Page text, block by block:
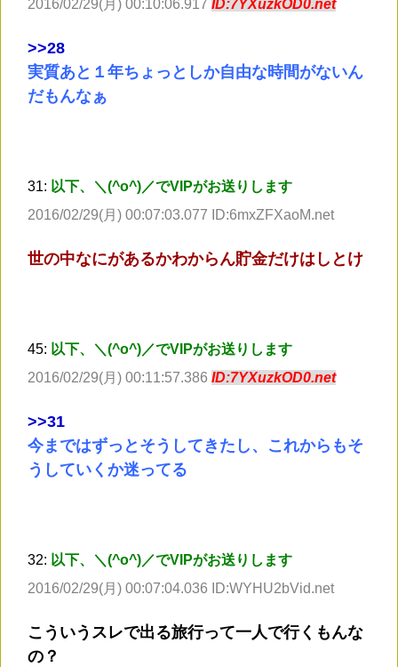
2016/02/29(月) 00:10:06.917 ID:7YXuzkOD0.net
>>28
実質あと１年ちょっとしか自由な時間がないん
だもんなぁ
31: 以下、＼(^o^)／でVIPがお送りします
2016/02/29(月) 00:07:03.077 ID:6mxZFXaoM.net
世の中なにがあるかわからん貯金だけはしとけ
45: 以下、＼(^o^)／でVIPがお送りします
2016/02/29(月) 00:11:57.386 ID:7YXuzkOD0.net
>>31
今まではずっとそうしてきたし、これからもそ
うしていくか迷ってる
32: 以下、＼(^o^)／でVIPがお送りします
2016/02/29(月) 00:07:04.036 ID:WYHU2bVid.net
こういうスレで出る旅行って一人で行くもんな
の？